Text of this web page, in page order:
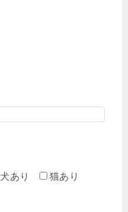
犬あり 猫あり